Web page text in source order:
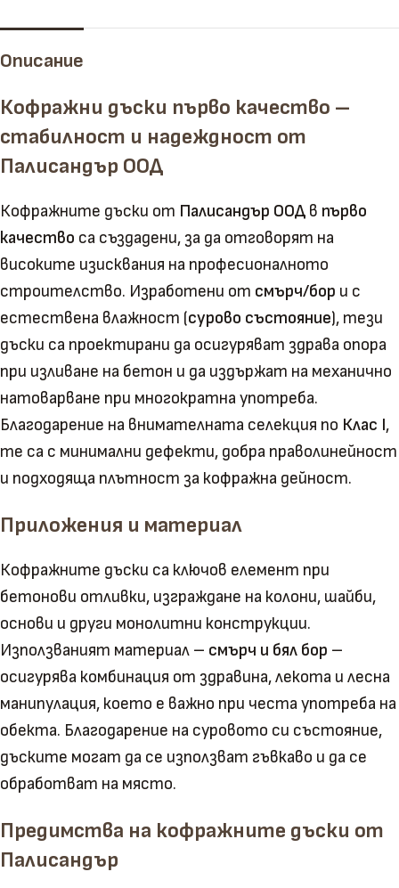
Описание
Кофражни дъски първо качество –
стабилност и надеждност от
Палисандър ООД
Кофражните дъски от Палисандър ООД в първо
качество са създадени, за да отговорят на
високите изисквания на професионалното
строителство. Изработени от смърч/бор и с
естествена влажност (сурово състояние), тези
дъски са проектирани да осигуряват здрава опора
при изливане на бетон и да издържат на механично
натоварване при многократна употреба.
Благодарение на внимателната селекция по Клас I,
те са с минимални дефекти, добра праволинейност
и подходяща плътност за кофражна дейност.
Приложения и материал
Кофражните дъски са ключов елемент при
бетонови отливки, изграждане на колони, шайби,
основи и други монолитни конструкции.
Използваният материал – смърч и бял бор –
осигурява комбинация от здравина, лекота и лесна
манипулация, което е важно при честа употреба на
обекта. Благодарение на суровото си състояние,
дъските могат да се използват гъвкаво и да се
обработват на място.
Предимства на кофражните дъски от
Палисандър